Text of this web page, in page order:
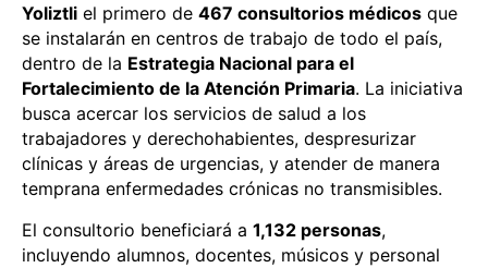
Yoliztli el primero de 467 consultorios médicos que
se instalarán en centros de trabajo de todo el país,
dentro de la Estrategia Nacional para el
Fortalecimiento de la Atención Primaria. La iniciativa
busca acercar los servicios de salud a los
trabajadores y derechohabientes, despresurizar
clínicas y áreas de urgencias, y atender de manera
temprana enfermedades crónicas no transmisibles.
El consultorio beneficiará a 1,132 personas,
incluyendo alumnos, docentes, músicos y personal